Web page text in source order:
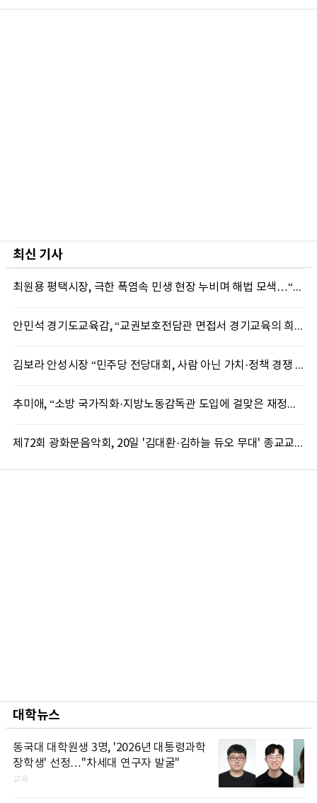
최신 기사
최원용 평택시장, 극한 폭염속 민생 현장 누비며 해법 모색…“현장에 답 있다”
안민석 경기도교육감, “교권보호전담관 면접서 경기교육의 희망 봤다”
김보라 안성시장 “민주당 전당대회, 사람 아닌 가치·정책 경쟁 돼야”
추미애, “소방 국가직화·지방노동감독관 도입에 걸맞은 재정체계 완성해야”
제72회 광화문음악회, 20일 '김대환·김하늘 듀오 무대' 종교교회서 무료 개최
대학뉴스
동국대 대학원생 3명, '2026년 대통령과학
장학생' 선정…"차세대 연구자 발굴"
교육